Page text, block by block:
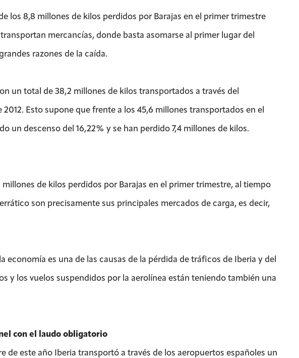
los 8,8 millones de kilos perdidos por Barajas en el primer trimestre
mercancías, donde basta asomarse al primer lugar del
razones de la caída.
un total de 38,2 millones de kilos transportados a través del
Esto supone que frente a los 45,6 millones transportados en el
un descenso del 16,22% y se han perdido 7,4 millones de kilos.
de kilos perdidos por Barajas en el primer trimestre, al tiempo
son precisamente sus principales mercados de carga, es decir,
economía es una de las causas de la pérdida de tráficos de Iberia y del
y los vuelos suspendidos por la aerolínea están teniendo también una
con el laudo obligatorio
de este año Iberia transportó a través de los aeropuertos españoles un